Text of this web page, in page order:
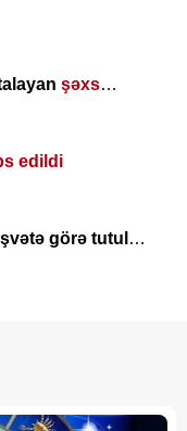
şəxs
edildi
görə tutulan